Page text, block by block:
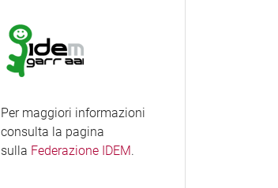
Per maggiori informazioni
consulta la pagina
sulla Federazione IDEM.